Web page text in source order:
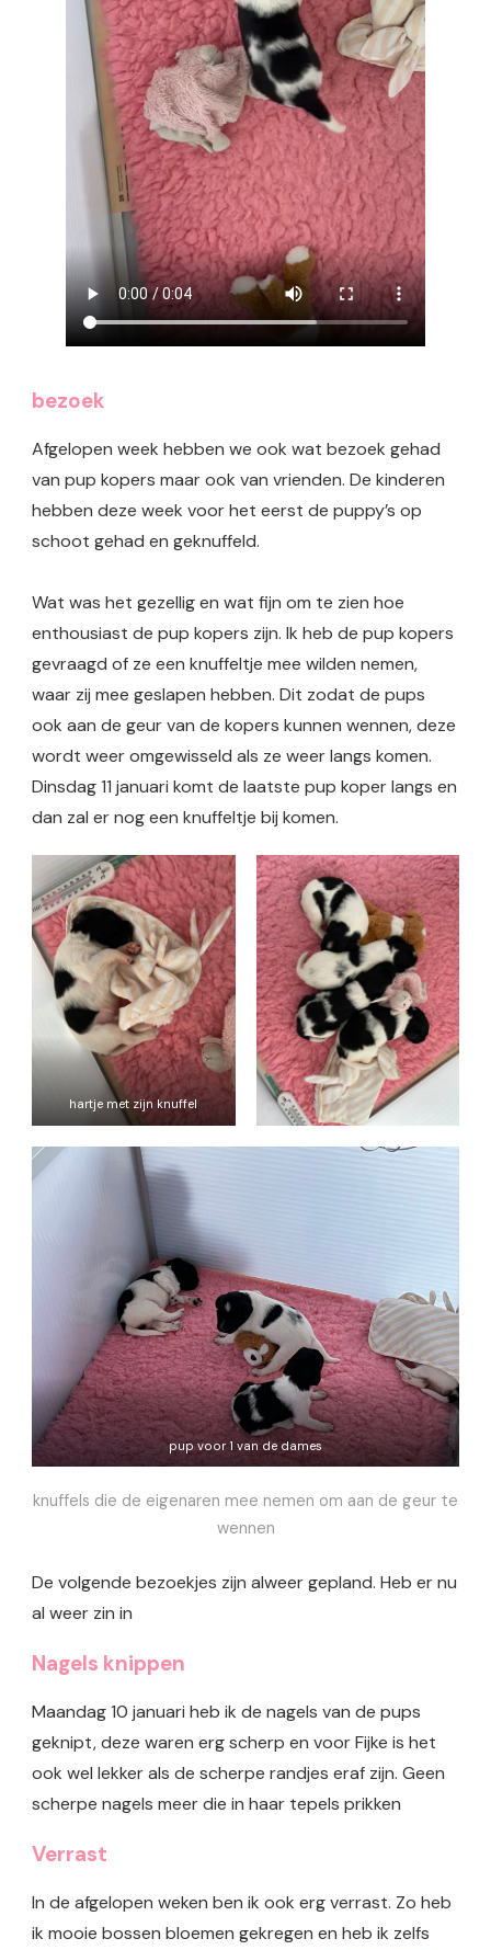
bezoek
Afgelopen week hebben we ook wat bezoek gehad
van pup kopers maar ook van vrienden. De kinderen
hebben deze week voor het eerst de puppy’s op
schoot gehad en geknuffeld.
Wat was het gezellig en wat fijn om te zien hoe
enthousiast de pup kopers zijn. Ik heb de pup kopers
gevraagd of ze een knuffeltje mee wilden nemen,
waar zij mee geslapen hebben. Dit zodat de pups
ook aan de geur van de kopers kunnen wennen, deze
wordt weer omgewisseld als ze weer langs komen.
Dinsdag 11 januari komt de laatste pup koper langs en
dan zal er nog een knuffeltje bij komen.
hartje met zijn knuffel
pup voor 1 van de dames
knuffels die de eigenaren mee nemen om aan de geur te
wennen
De volgende bezoekjes zijn alweer gepland. Heb er nu
al weer zin in
Nagels knippen
Maandag 10 januari heb ik de nagels van de pups
geknipt, deze waren erg scherp en voor Fijke is het
ook wel lekker als de scherpe randjes eraf zijn. Geen
scherpe nagels meer die in haar tepels prikken
Verrast
In de afgelopen weken ben ik ook erg verrast. Zo heb
ik mooie bossen bloemen gekregen en heb ik zelfs